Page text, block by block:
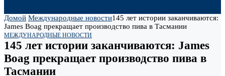
Домой Международные новости145 лет истории заканчиваются:
James Boag прекращает производство пива в Тасмании
МЕЖДУНАРОДНЫЕ НОВОСТИ
145 лет истории заканчиваются: James
Boag прекращает производство пива в
Тасмании